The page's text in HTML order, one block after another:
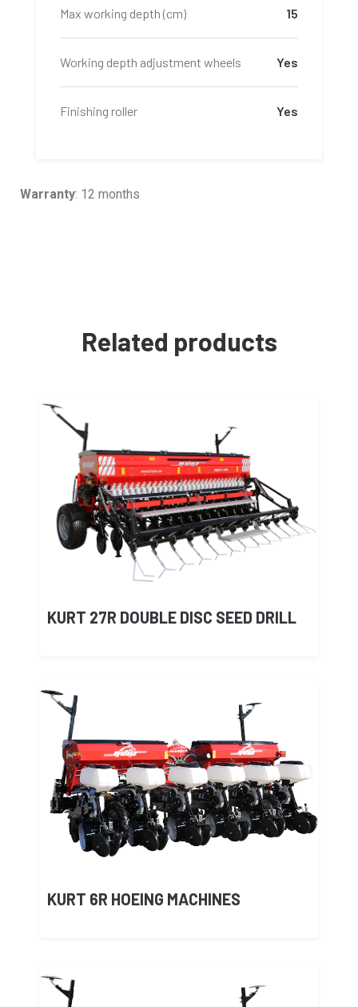
Max working depth (cm) 15
Working depth adjustment wheels Yes
Finishing roller Yes
Warranty: 12 months
Related products
KURT 27R DOUBLE DISC SEED DRILL
KURT 6R HOEING MACHINES